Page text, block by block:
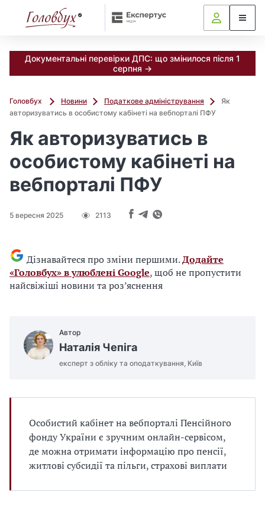
Документальні перевірки ДПС: що змінилося після 1
серпня →
Головбух Новини Податкове адміністрування
Як
авторизуватись в особистому кабінеті на вебпорталі ПФУ
Як авторизуватись в
особистому кабінеті на
вебпорталі ПФУ
5 вересня 2025 2113
Дізнавайтеся про зміни першими.Додайте
«Головбух» в улюблені Google, щоб не пропустити
найсвіжіші новини та роз’яснення
Автор
Наталія Чепіга
експерт з обліку та оподаткування, Київ
Особистий кабінет на вебпорталі Пенсійного
фонду України є зручним онлайн-сервісом,
де можна отримати інформацію про пенсії,
житлові субсидії та пільги, страхові виплати